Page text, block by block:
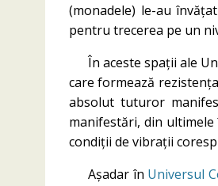
(monadele) le-au
pentru trecerea pe un
În aceste spații ale
care formează
absolut tuturor
manifestări, din
condiții de vibrații
Așadar în Universul